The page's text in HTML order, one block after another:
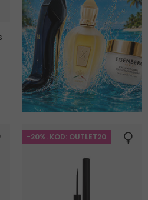
-20%. KOD: OUTLET20